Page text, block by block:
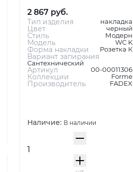
2 867 руб.
Тип изделия накладка
Цвет черный
Стиль Модерн
Модель WC K
Форма накладки Розетка К
Вариант запирания
Сантехнический
Артикул 00-00011306
Коллекции Forme
Производитель FADEX
Наличие: В наличии